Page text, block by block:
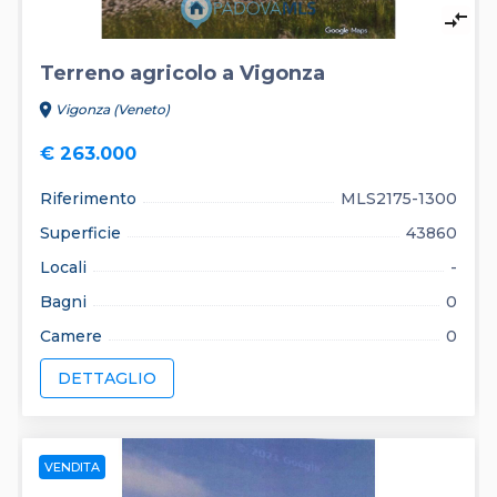
compare_arrows
Terreno agricolo a Vigonza
location_on Vigonza (Veneto)
€ 263.000
Riferimento
MLS2175-1300
Superficie
43860
Locali
-
Bagni
0
Camere
0
DETTAGLIO
VENDITA